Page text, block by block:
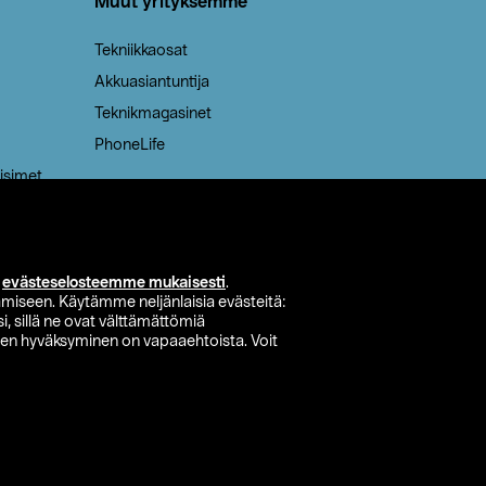
evästeselosteemme mukaisesti.
Käytämme neljänlaisia evästeitä:
sillä ne ovat välttämättömiä
hyväksyminen on vapaaehtoista. Voit
Tekniikkaosat
Akkuasiantuntija
Teknikmagasinet
PhoneLife